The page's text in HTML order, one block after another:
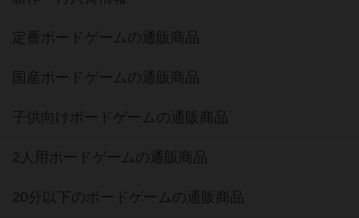
定番ボードゲームの通販商品
国産ボードゲームの通販商品
子供向けボードゲームの通販商品
2人用ボードゲームの通販商品
20分以下のボードゲームの通販商品